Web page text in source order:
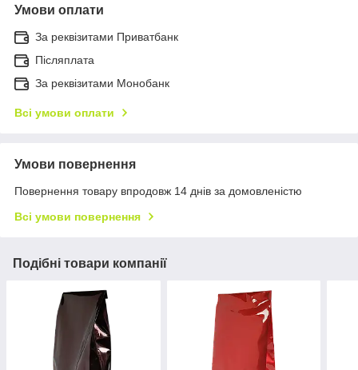
Умови оплати
За реквізитами Приватбанк
Післяплата
За реквізитами Монобанк
Всі умови оплати
Умови повернення
Повернення товару впродовж 14 днів за домовленістю
Всі умови повернення
Подібні товари компанії